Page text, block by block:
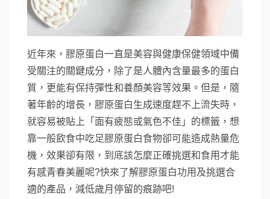
近年來，膠原蛋白一直是美容與健康保健領域中備
受關注的關鍵成分，除了是人體內含量最多的蛋白
質，更能有保持彈性和養顏美容等效果。但是，隨
著年齡的增長，膠原蛋白生成速度趕不上流失時，
就容易被貼上「面有疲態或氣色不佳」的標籤 ，想
靠一般飲食中吃足膠原蛋白食物卻可能造成熱量危
機，效果卻有限，到底該怎麼正確挑選和食用才能
有感青春美麗呢?快來了解膠原蛋白功用及挑選合
適的產品，減低歲月停留的痕跡吧!